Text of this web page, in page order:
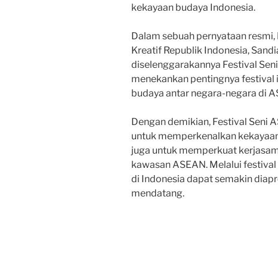
kekayaan budaya Indonesia.
Dalam sebuah pernyataan
Kreatif Republik Indonesia,
diselenggarakannya Festival
menekankan pentingnya
budaya antar negara-negara di
Dengan demikian, Festival Seni
untuk memperkenalkan
juga untuk memperkuat
kawasan ASEAN. Melalui
di Indonesia dapat semakin
mendatang.